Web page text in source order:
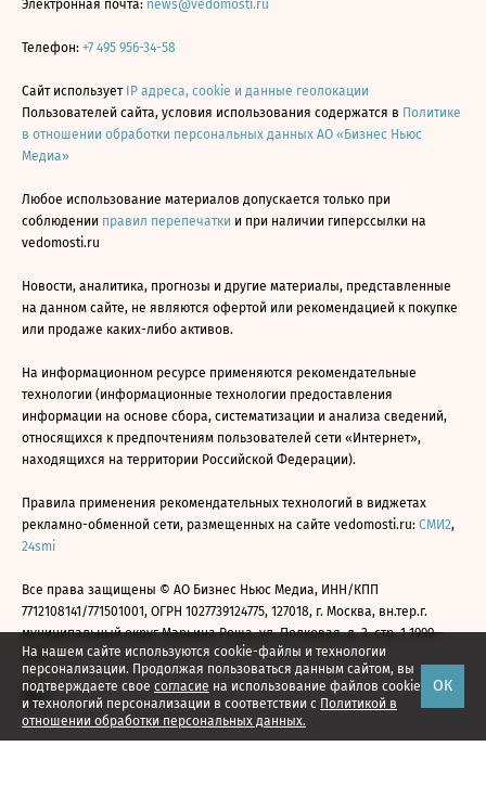
На нашем сайте используются cookie-файлы и технологии
персонализации. Продолжая пользоваться данным сайтом, вы
подтверждаете свое согласие на использование файлов cookie
и технологий персонализации в соответствии с Политикой в
отношении обработки персональных данных.
ОК
Электронная почта: news@vedomosti.ru
Телефон: +7 495 956-34-58
Сайт использует IP адреса, cookie и данные геолокации
Пользователей сайта, условия использования содержатся в Политике
в отношении обработки персональных данных АО «Бизнес Ньюс
Медиа»
Любое использование материалов допускается только при
соблюдении правил перепечатки и при наличии гиперссылки на
vedomosti.ru
Новости, аналитика, прогнозы и другие материалы, представленные
на данном сайте, не являются офертой или рекомендацией к покупке
или продаже каких-либо активов.
На информационном ресурсе применяются рекомендательные
технологии (информационные технологии предоставления
информации на основе сбора, систематизации и анализа сведений,
относящихся к предпочтениям пользователей сети «Интернет»,
находящихся на территории Российской Федерации).
Правила применения рекомендательных технологий в виджетах
рекламно-обменной сети, размещенных на сайте vedomosti.ru: СМИ2,
24smi
Все права защищены © АО Бизнес Ньюс Медиа, ИНН/КПП
7712108141/771501001, ОГРН 1027739124775, 127018, г. Москва, вн.тер.г.
муниципальный округ Марьина Роща, ул. Полковая, д. 3, стр. 1 1999—
2026